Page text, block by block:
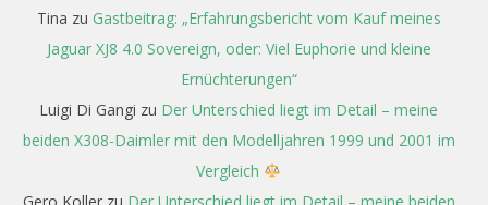
Tina zu Gastbeitrag: „Erfahrungsbericht vom Kauf meines
Jaguar XJ8 4.0 Sovereign, oder: Viel Euphorie und kleine
Ernüchterungen“
Luigi Di Gangi zu Der Unterschied liegt im Detail – meine
beiden X308-Daimler mit den Modelljahren 1999 und 2001 im
Vergleich